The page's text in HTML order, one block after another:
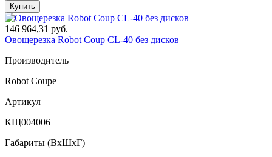
Купить
146 964,31 руб.
Овощерезка Robot Coup CL-40 без дисков
Производитель
Robot Coupe
Артикул
КЩ004006
Габариты (ВxШxГ)